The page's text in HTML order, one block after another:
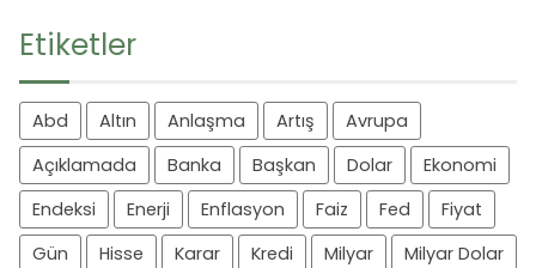
Etiketler
Abd Altın Anlaşma Artış
Avrupa
Açıklamada
Banka Başkan Dolar
Ekonomi
Endeksi
Enerji Enflasyon Faiz Fed
Fiyat
Gün
Hisse Karar Kredi Milyar
Milyar Dolar